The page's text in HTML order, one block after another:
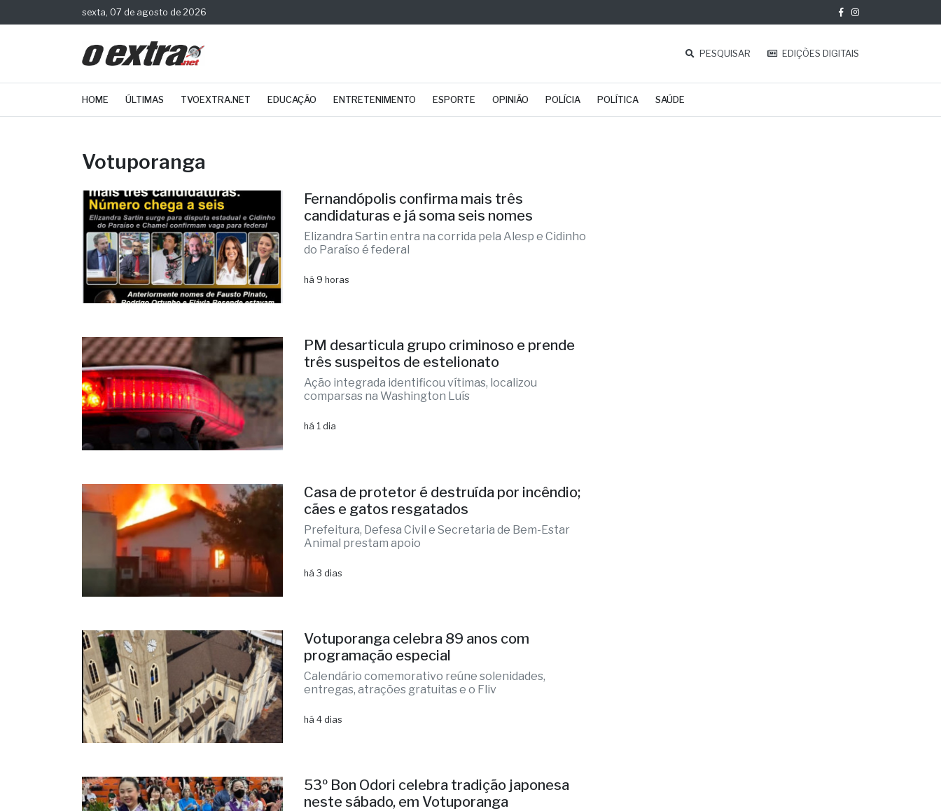
sexta, 07 de agosto de 2026
PESQUISAR EDIÇÕES DIGITAIS
HOME ÚLTIMAS TVOEXTRA.NET EDUCAÇÃO ENTRETENIMENTO ESPORTE OPINIÃO POLÍCIA POLÍTICA SAÚDE
Votuporanga
Fernandópolis confirma mais três
candidaturas e já soma seis nomes
Elizandra Sartin entra na corrida pela Alesp e Cidinho
do Paraíso é federal
há 9 horas
PM desarticula grupo criminoso e prende
três suspeitos de estelionato
Ação integrada identificou vítimas, localizou
comparsas na Washington Luís
há 1 dia
Casa de protetor é destruída por incêndio;
cães e gatos resgatados
Prefeitura, Defesa Civil e Secretaria de Bem-Estar
Animal prestam apoio
há 3 dias
Votuporanga celebra 89 anos com
programação especial
Calendário comemorativo reúne solenidades,
entregas, atrações gratuitas e o Fliv
há 4 dias
53º Bon Odori celebra tradição japonesa
neste sábado, em Votuporanga